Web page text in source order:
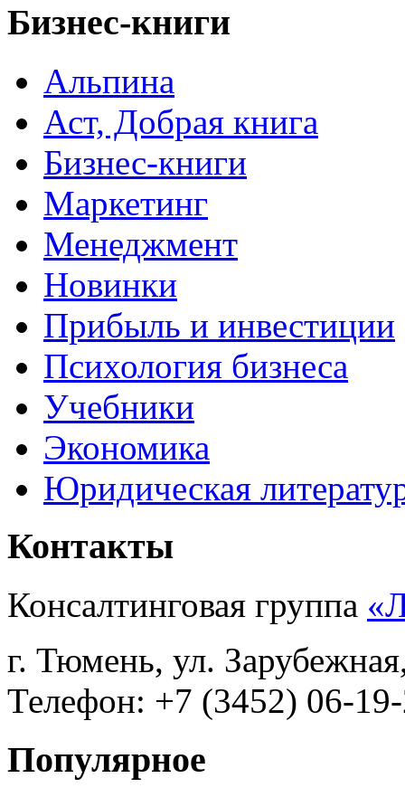
Бизнес-книги
Альпина
Аст, Добрая книга
Бизнес-книги
Маркетинг
Менеджмент
Новинки
Прибыль и инвестиции
Психология бизнеса
Учебники
Экономика
Юридическая
Контакты
Консалтинговая группа
г. Тюмень, ул.
Телефон: +7 (3452) 06-
Популярное